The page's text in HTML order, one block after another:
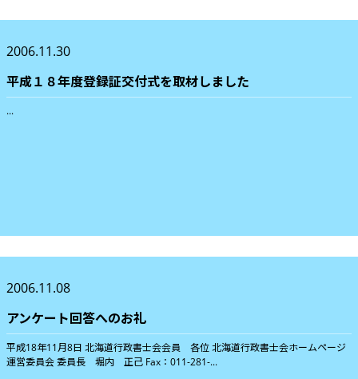
2006.11.30
平成１８年度登録証交付式を取材しました
...
2006.11.08
アンケート回答へのお礼
平成18年11月8日 北海道行政書士会会員 各位 北海道行政書士会ホームページ
運営委員会 委員長 堀内 正己 Fax：011-281-...